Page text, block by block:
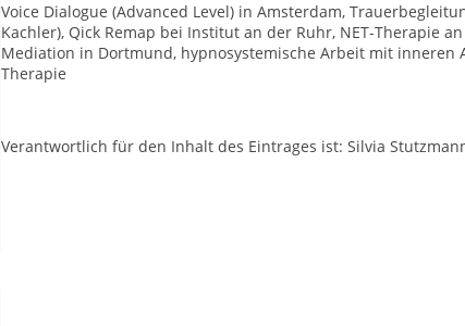
Voice Dialogue (Advanced Level) in Amsterdam,
Kachler), Qick Remap bei Institut an der Ruhr, NET-Therapie
Mediation in Dortmund, hypnosystemische Arbeit mit
Therapie
Verantwortlich für den Inhalt des Eintrages ist: Silvia